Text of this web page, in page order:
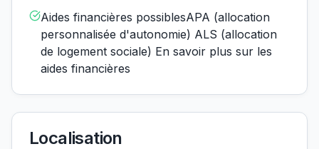
Aides financières possiblesAPA (allocation
personnalisée d'autonomie) ALS (allocation
de logement sociale) En savoir plus sur les
aides financières
Localisation